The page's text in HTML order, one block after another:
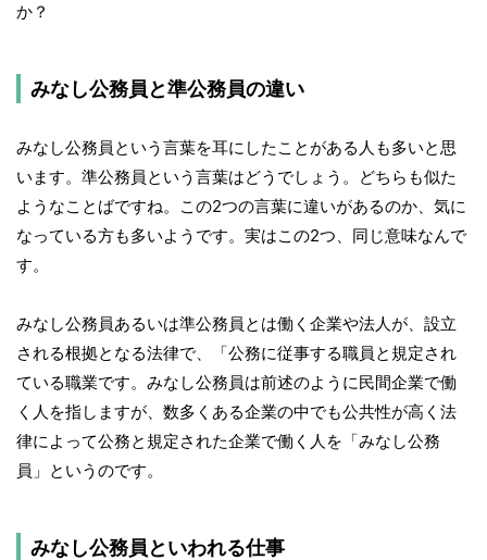
か？
みなし公務員と準公務員の違い
みなし公務員という言葉を耳にしたことがある人も多いと思
います。準公務員という言葉はどうでしょう。どちらも似た
ようなことばですね。この2つの言葉に違いがあるのか、気に
なっている方も多いようです。実はこの2つ、同じ意味なんで
す。
みなし公務員あるいは準公務員とは働く企業や法人が、設立
される根拠となる法律で、「公務に従事する職員と規定され
ている職業です。みなし公務員は前述のように民間企業で働
く人を指しますが、数多くある企業の中でも公共性が高く法
律によって公務と規定された企業で働く人を「みなし公務
員」というのです。
みなし公務員といわれる仕事